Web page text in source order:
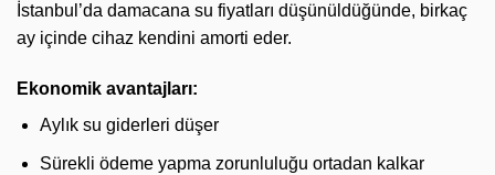
İstanbul’da damacana su fiyatları düşünüldüğünde, birkaç
ay içinde cihaz kendini amorti eder.
Ekonomik avantajları:
Aylık su giderleri düşer
Sürekli ödeme yapma zorunluluğu ortadan kalkar